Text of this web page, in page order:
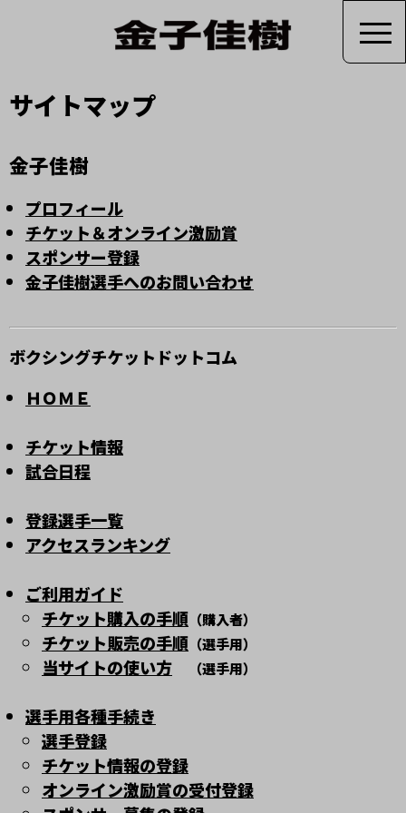
サイトマップ
金子佳樹
プロフィール
チケット＆オンライン激励賞
スポンサー登録
金子佳樹選手へのお問い合わせ
ボクシングチケットドットコム
ＨＯＭＥ
チケット情報
試合日程
登録選手一覧
アクセスランキング
ご利用ガイド
チケット購入の手順 （購入者）
チケット販売の手順 （選手用）
当サイトの使い方 （選手用）
選手用各種手続き
選手登録
チケット情報の登録
オンライン激励賞の受付登録